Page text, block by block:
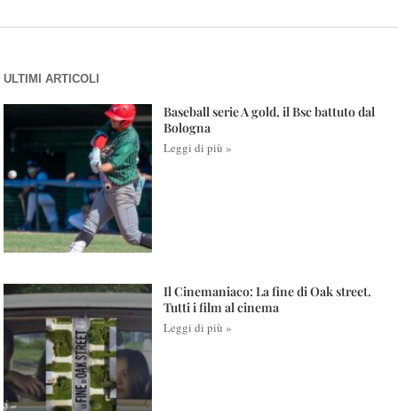
ULTIMI ARTICOLI
Baseball serie A gold, il Bsc battuto dal
Bologna
Leggi di più »
Il Cinemaniaco: La fine di Oak street.
Tutti i film al cinema
Leggi di più »